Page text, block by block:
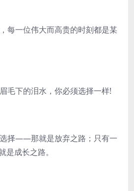
每一位伟大而高贵的时刻都是某
毛下的泪水，你必须选择一样!
择——那就是放弃之路；只有一
成长之路。